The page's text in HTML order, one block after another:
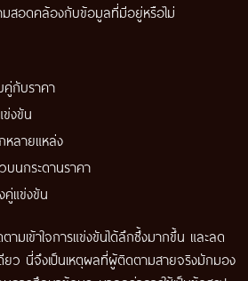
สอดคล้องกับข้อมูลที่มีอยู่หรือไม่
กับราคา
งขัน
หลายแหล่ง
บนกระดานราคา
คู่แข่งขัน
มเข้าใจการแข่งขันได้ลึกซึ้งมากขึ้น และลด
ว นี่จึงเป็นเหตุผลที่ผู้ติดตามสายจริงมักมอง